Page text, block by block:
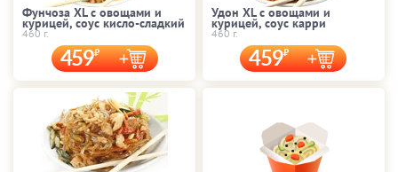
Фунчоза XL с овощами и
курицей, соус кисло-сладкий
460 г.
459
Удон XL с овощами и
курицей, соус карри
460 г.
459